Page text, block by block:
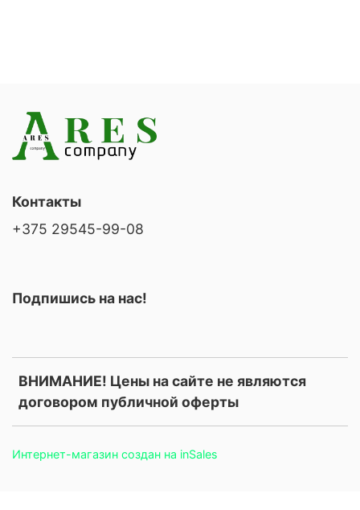
ВНИМАНИЕ! Цены на сайте не являются
договором публичной оферты
Контакты
+375 29545-99-08
Подпишись на нас!
Интернет-магазин создан на inSales